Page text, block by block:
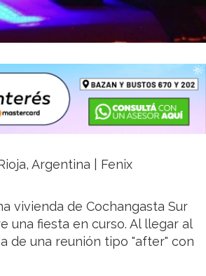
Argentina | Fenix
vivienda de Cochangasta Sur
una fiesta en curso. Al llegar al
de una reunión tipo "after" con